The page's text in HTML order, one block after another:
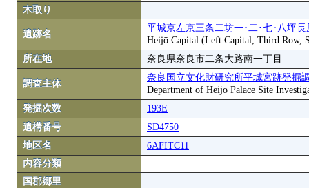
木取り
遺跡名
平城京左京三条二坊一･二･七･八坪長
Heijō Capital (Left Capital, Third Row,
所在地
奈良県奈良市二条大路南一丁目
調査主体
奈良国立文化財研究所平城宮跡発掘
Department of Heijō Palace Site
発掘次数
193E
遺構番号
SD4750
地区名
6AFITC11
内容分類
国郡郷里